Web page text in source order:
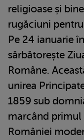
religioase și
rugăciuni
Pe 24 ianuarie
sărbătorește
Române.
unirea
1859 sub
marcând primul
României